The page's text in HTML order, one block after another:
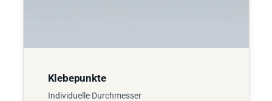
Klebepunkte
Individuelle Durchmesser